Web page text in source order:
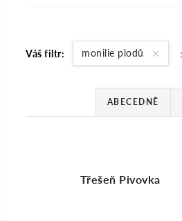
Váš filtr: monilie plodů
Ř
z
ABECEDNĚ
Třešeň Pivovka